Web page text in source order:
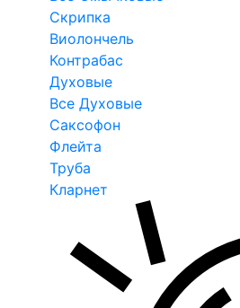
Скрипка
Виолончель
Контрабас
Духовые
Все Духовые
Саксофон
Флейта
Труба
Кларнет